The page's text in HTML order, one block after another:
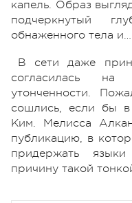
капель. Образ
подчеркнутый
обнаженного тела
В сети даже
согласилась
утонченности.
сошлись, если бы
Ким. Мелисса
публикацию, в
придержать
причину такой